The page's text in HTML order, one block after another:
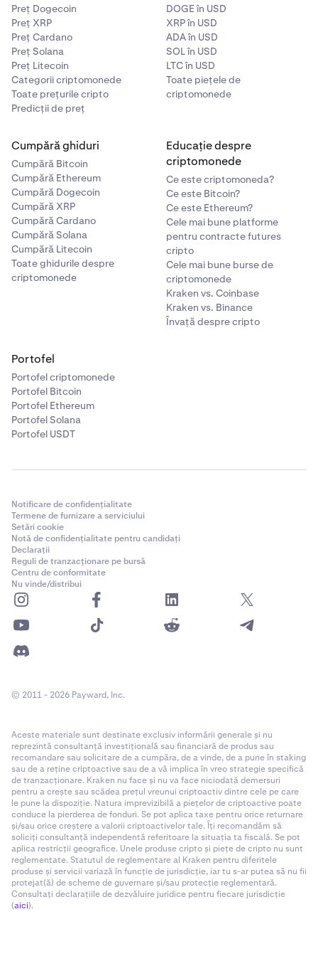
ta ar trebui să
se proceseze în câteva minute
întâmpini întârzieri, te rugăm să contactezi echipa
noastră de asistență
Preț Dogecoin
Preț XRP
Preț Cardano
Preț Solana
Preț Litecoin
Categorii criptomonede
Toate prețurile cripto
Predicții de preț
DOGE în USD
XRP în USD
ADA în USD
SOL în USD
LTC în USD
Toate piețele de
criptomonede
Cumpără ghiduri
Cumpără Bitcoin
Cumpără Ethereum
Cumpără Dogecoin
Cumpără XRP
Cumpără Cardano
Cumpără Solana
Cumpără Litecoin
Toate ghidurile despre
criptomonede
Educație despre
criptomonede
Ce este criptomoneda?
Ce este Bitcoin?
Ce este Ethereum?
Cele mai bune platforme
pentru contracte futures
cripto
Cele mai bune burse de
criptomonede
Kraken vs. Coinbase
Kraken vs. Binance
Învață despre cripto
Portofel
Portofel criptomonede
Portofel Bitcoin
Portofel Ethereum
Portofel Solana
Portofel USDT
Notificare de confidențialitate
Termene de furnizare a serviciului
Setări cookie
Notă de confidențialitate pentru candidați
Declarații
Reguli de tranzacționare pe bursă
Centru de conformitate
Nu vinde/distribui
© 2011 - 2026 Payward, Inc.
Aceste materiale sunt destinate exclusiv informării generale și nu
reprezintă consultanță investițională sau financiară de produs sau
recomandare sau solicitare de a cumpăra, de a vinde, de a pune în staking
sau de a reține criptoactive sau de a vă implica în vreo strategie specifică
de tranzacționare. Kraken nu face și nu va face niciodată demersuri
pentru a crește sau scădea prețul vreunui criptoactiv dintre cele pe care
le pune la dispoziție. Natura imprevizibilă a piețelor de criptoactive poate
conduce la pierderea de fonduri. Se pot aplica taxe pentru orice returnare
și/sau orice creștere a valorii criptoactivelor tale. Îți recomandăm să
soliciți consultanță independentă referitoare la situația ta fiscală. Se pot
aplica restricții geografice. Unele produse cripto și piețe de cripto nu sunt
reglementate. Statutul de reglementare al Kraken pentru diferitele
produse și servicii variază în funcție de jurisdicție, iar tu s-ar putea să nu fii
protejat(ă) de scheme de guvernare și/sau protecție reglementară.
Consultați declarațiile de dezvăluire juridice pentru fiecare jurisdicție
(aici).